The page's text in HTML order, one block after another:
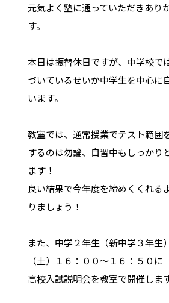
元気よく塾に通っていただきあり
す。
本日は振替休日ですが、中学校で
づいているせいか中学生を中心に
います。
教室では、通常授業でテスト範囲
するのは勿論、自習中もしっかり
ます！
良い結果で今年度を締めくくれる
りましょう！
また、中学２年生（新中学３年生
（土）１６：００～１６：５０に
高校入試説明会を教室で開催します